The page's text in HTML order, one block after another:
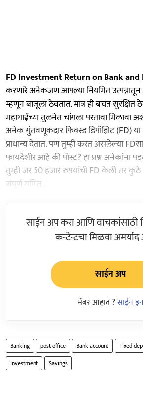
FD Investment Return on Bank and
करणारे अनेकजण आपल्या नियमित
म्हणून बाजूला ठेवतात. मात्र ही बचत सुरक्षित
महागाईच्या तुलनेत चांगला परतावा मिळावा
अनेक गुंतवणूकदार फिक्स्ड डिपॉझिट (FD) या
प्राधान्य देतात. पण तुम्ही करत असलेल्या
फायदेशीर आहे की पोस्ट? हा प्रश्न अनेकांना
तुम्ही जर 50 हजार रुपयांची FD केली तर कुठे
संपूर्ण गणित...
साईन अप करा आणि वाचकांसाठी
कन्टेन्टचा मिळवा
साईन अप
मेंबर आहात ?साईन इन
Banking post office Bank account Fixed
Investment
Savings